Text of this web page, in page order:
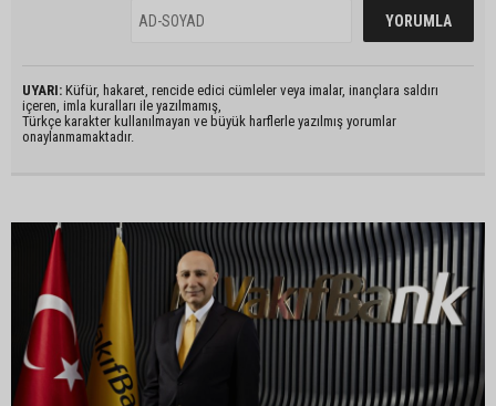
UYARI: Küfür, hakaret, rencide edici cümleler veya imalar, inançlara saldırı
içeren, imla kuralları ile yazılmamış,
Türkçe karakter kullanılmayan ve büyük harflerle yazılmış yorumlar
onaylanmamaktadır.